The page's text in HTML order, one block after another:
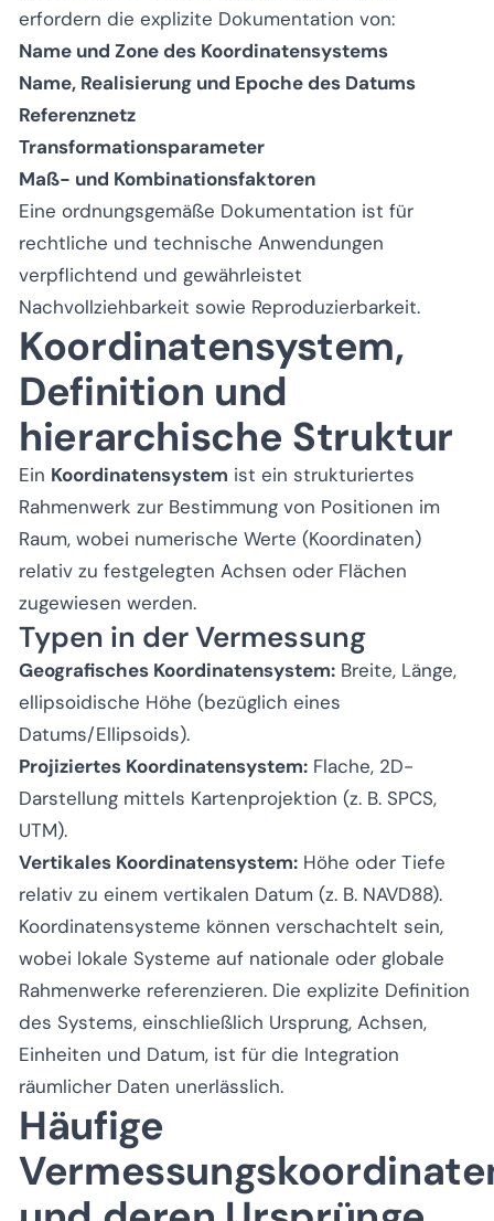
erfordern die explizite Dokumentation von:
Name und Zone des Koordinatensystems
Name, Realisierung und Epoche des Datums
Referenznetz
Transformationsparameter
Maß- und Kombinationsfaktoren
Eine ordnungsgemäße Dokumentation ist für
rechtliche und technische Anwendungen
verpflichtend und gewährleistet
Nachvollziehbarkeit sowie Reproduzierbarkeit.
Koordinatensystem,
Definition und
hierarchische Struktur
Ein Koordinatensystem ist ein strukturiertes
Rahmenwerk zur Bestimmung von Positionen im
Raum, wobei numerische Werte (Koordinaten)
relativ zu festgelegten Achsen oder Flächen
zugewiesen werden.
Typen in der Vermessung
Geografisches Koordinatensystem: Breite, Länge,
ellipsoidische Höhe (bezüglich eines
Datums/Ellipsoids).
Projiziertes Koordinatensystem: Flache, 2D-
Darstellung mittels Kartenprojektion (z. B. SPCS,
UTM).
Vertikales Koordinatensystem: Höhe oder Tiefe
relativ zu einem vertikalen Datum (z. B. NAVD88).
Koordinatensysteme können verschachtelt sein,
wobei lokale Systeme auf nationale oder globale
Rahmenwerke referenzieren. Die explizite Definition
des Systems, einschließlich Ursprung, Achsen,
Einheiten und Datum, ist für die Integration
räumlicher Daten unerlässlich.
Häufige